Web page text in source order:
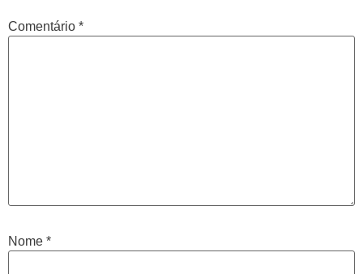
Comentário *
Nome *